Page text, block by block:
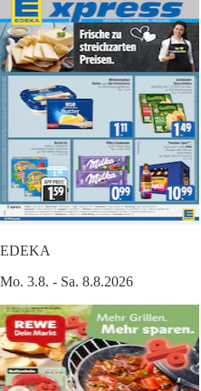
EDEKA
Mo. 3.8. - Sa. 8.8.2026